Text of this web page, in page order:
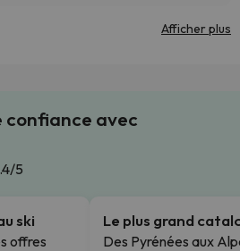
Afficher plus
confiance avec
5
ski
offres
Le plus grand
Des Pyrénées aux